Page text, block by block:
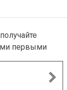
первыми